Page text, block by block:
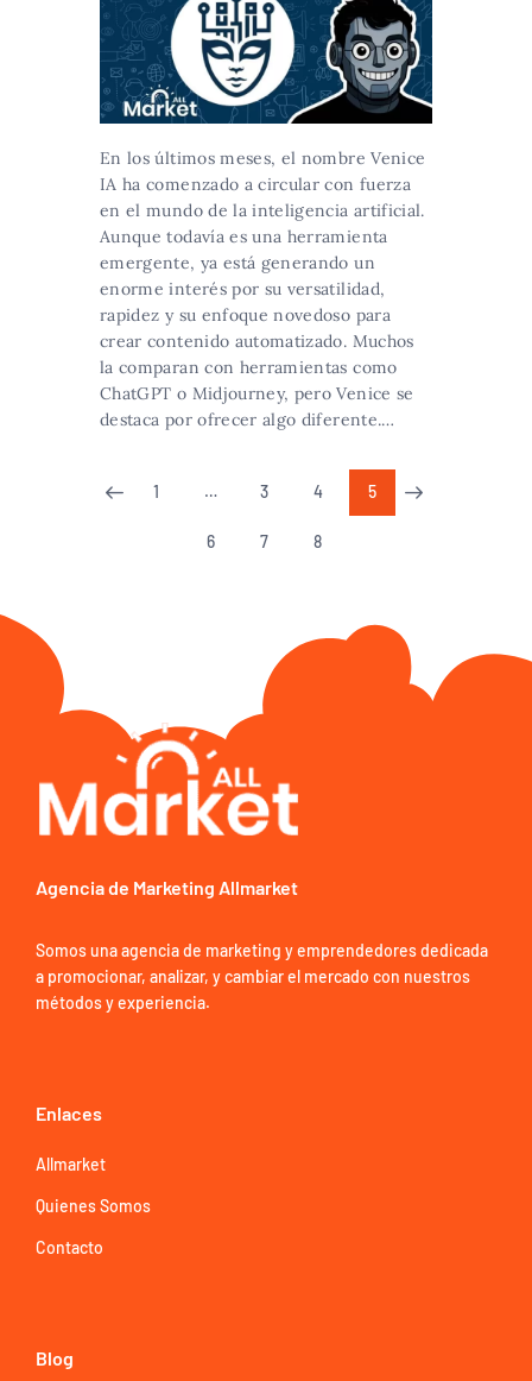
En los últimos meses, el nombre Venice
IA ha comenzado a circular con fuerza
en el mundo de la inteligencia artificial.
Aunque todavía es una herramienta
emergente, ya está generando un
enorme interés por su versatilidad,
rapidez y su enfoque novedoso para
crear contenido automatizado. Muchos
la comparan con herramientas como
ChatGPT o Midjourney, pero Venice se
destaca por ofrecer algo diferente.…
1 … 3 4 5
6 7 8
Agencia de Marketing Allmarket
Somos una agencia de marketing y emprendedores dedicada
a promocionar, analizar, y cambiar el mercado con nuestros
métodos y experiencia.
Enlaces
Allmarket
Quienes Somos
Contacto
Blog